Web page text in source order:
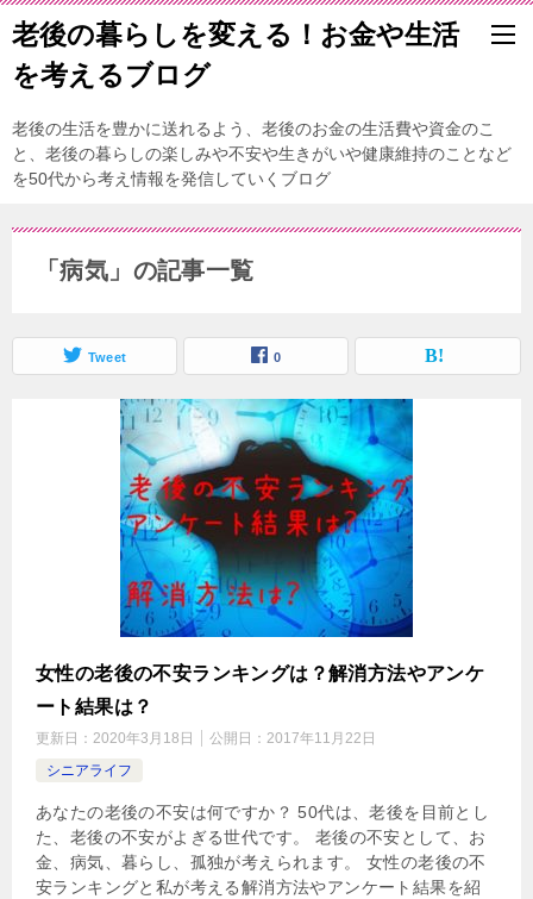
老後の暮らしを変える！お金や生活
を考えるブログ
老後の生活を豊かに送れるよう、老後のお金の生活費や資金のこ
と、老後の暮らしの楽しみや不安や生きがいや健康維持のことなど
を50代から考え情報を発信していくブログ
「病気」の記事一覧
Tweet 0
女性の老後の不安ランキングは？解消方法やアンケ
ート結果は？
更新日： 2020年3月18日 公開日： 2017年11月22日
シニアライフ
あなたの老後の不安は何ですか？ 50代は、老後を目前とし
た、老後の不安がよぎる世代です。 老後の不安として、お
金、病気、暮らし、孤独が考えられます。 女性の老後の不
安ランキングと私が考える解消方法やアンケート結果を紹